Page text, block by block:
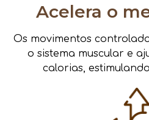
Acelera o
Os movimentos
o sistema muscular e
calorias,